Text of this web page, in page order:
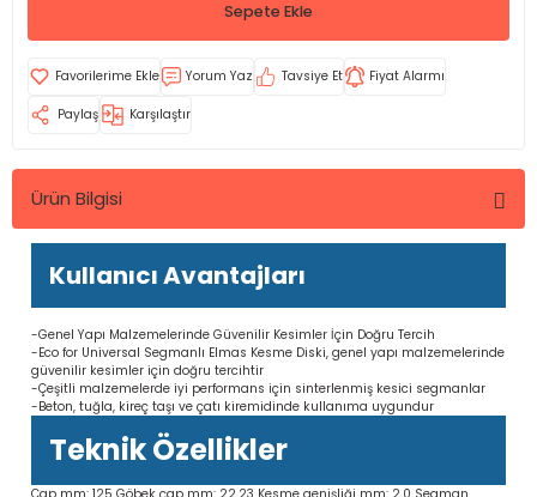
Sepete Ekle
Yorum Yaz Tavsiye Et Fiyat Alarmı
Paylaş Karşılaştır
Ürün Bilgisi
Kullanıcı Avantajları
-Genel Yapı Malzemelerinde Güvenilir Kesimler İçin Doğru Tercih
-Eco for Universal Segmanlı Elmas Kesme Diski, genel yapı malzemelerinde
güvenilir kesimler için doğru tercihtir
-Çeşitli malzemelerde iyi performans için sinterlenmiş kesici segmanlar
-Beton, tuğla, kireç taşı ve çatı kiremidinde kullanıma uygundur
Teknik Özellikler